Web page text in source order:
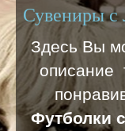
Сувениры с
Здесь Вы
описание
Футболки